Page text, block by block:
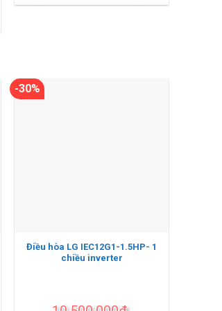
6.840.000₫.
-30%
Điều hòa LG IEC12G1-1.5HP- 1
chiều inverter